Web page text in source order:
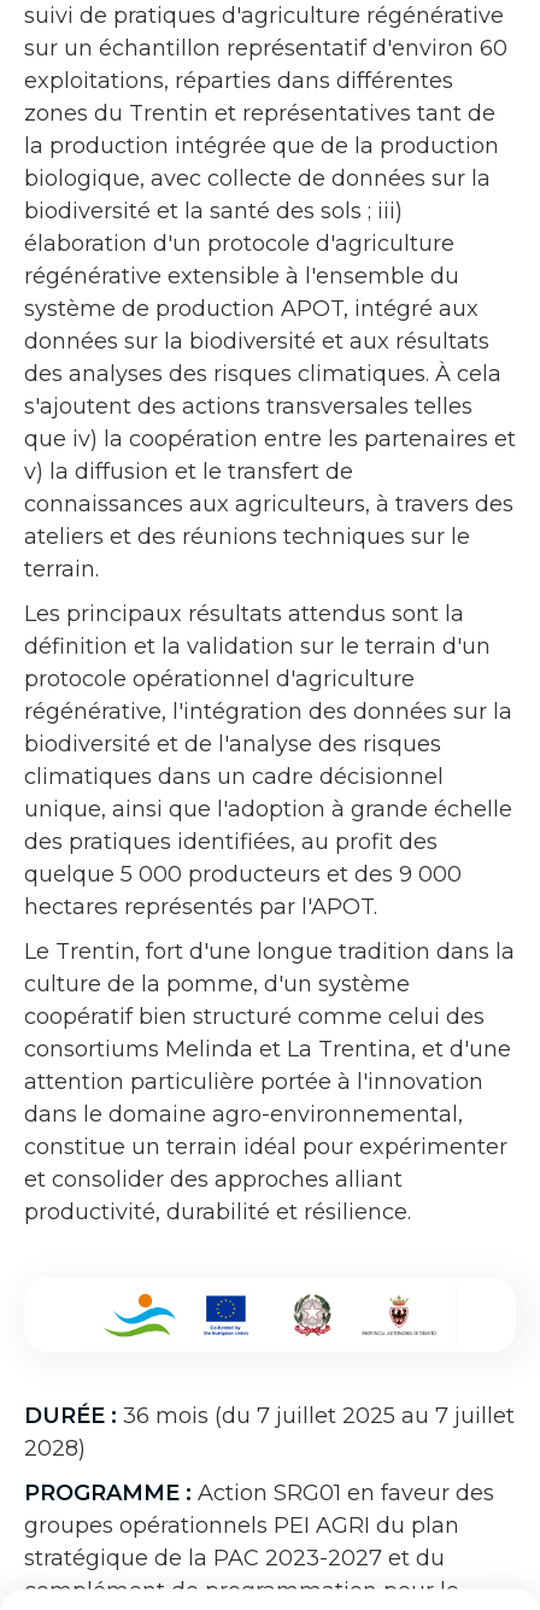
suivi de pratiques d'agriculture régénérative
sur un échantillon représentatif d'environ 60
exploitations, réparties dans différentes
zones du Trentin et représentatives tant de
la production intégrée que de la production
biologique, avec collecte de données sur la
biodiversité et la santé des sols ; iii)
élaboration d'un protocole d'agriculture
régénérative extensible à l'ensemble du
système de production APOT, intégré aux
données sur la biodiversité et aux résultats
des analyses des risques climatiques. À cela
s'ajoutent des actions transversales telles
que iv) la coopération entre les partenaires et
v) la diffusion et le transfert de
connaissances aux agriculteurs, à travers des
ateliers et des réunions techniques sur le
terrain.
Les principaux résultats attendus sont la
définition et la validation sur le terrain d'un
protocole opérationnel d'agriculture
régénérative, l'intégration des données sur la
biodiversité et de l'analyse des risques
climatiques dans un cadre décisionnel
unique, ainsi que l'adoption à grande échelle
des pratiques identifiées, au profit des
quelque 5 000 producteurs et des 9 000
hectares représentés par l'APOT.
Le Trentin, fort d'une longue tradition dans la
culture de la pomme, d'un système
coopératif bien structuré comme celui des
consortiums Melinda et La Trentina, et d'une
attention particulière portée à l'innovation
dans le domaine agro-environnemental,
constitue un terrain idéal pour expérimenter
et consolider des approches alliant
productivité, durabilité et résilience.
DURÉE : 36 mois (du 7 juillet 2025 au 7 juillet
2028)
PROGRAMME : Action SRG01 en faveur des
groupes opérationnels PEI AGRI du plan
stratégique de la PAC 2023-2027 et du
complément de programmation pour le